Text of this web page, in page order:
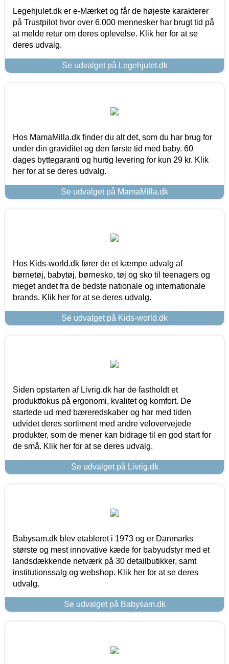
Legehjulet.dk er e-Mærket og får de højeste karakterer
på Trustpilot hvor over 6.000 mennesker har brugt tid på
at melde retur om deres oplevelse. Klik her for at se
deres udvalg.
Se udvalget på Legehjulet.dk
Hos MamaMilla.dk finder du alt det, som du har brug for
under din graviditet og den første tid med baby. 60
dages byttegaranti og hurtig levering for kun 29 kr. Klik
her for at se deres udvalg.
Se udvalget på MamaMilla.dk
Hos Kids-world.dk fører de et kæmpe udvalg af
børnetøj, babytøj, børnesko, tøj og sko til teenagers og
meget andet fra de bedste nationale og internationale
brands. Klik her for at se deres udvalg.
Se udvalget på Kids-world.dk
Siden opstarten af Livrig.dk har de fastholdt et
produktfokus på ergonomi, kvalitet og komfort. De
startede ud med bæreredskaber og har med tiden
udvidet deres sortiment med andre velovervejede
produkter, som de mener kan bidrage til en god start for
de små. Klik her for at se deres udvalg.
Se udvalget på Livrig.dk
Babysam.dk blev etableret i 1973 og er Danmarks
største og mest innovative kæde for babyudstyr med et
landsdækkende netværk på 30 detailbutikker, samt
institutionssalg og webshop. Klik her for at se deres
udvalg.
Se udvalget på Babysam.dk